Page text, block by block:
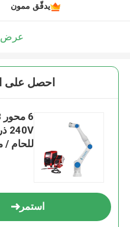
يدقّق ممون
عرض
احصل
للحام /
استمر